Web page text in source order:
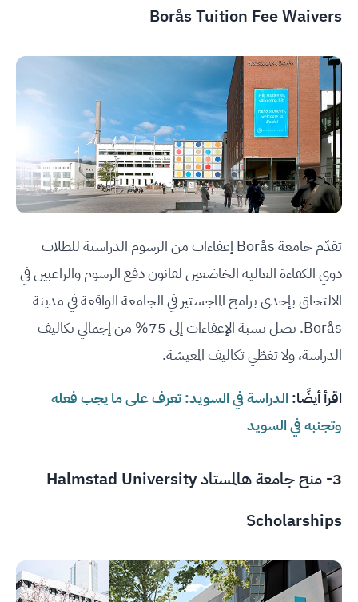
Borås Tuition Fee Waivers
تقدّم جامعة Borås إعفاءات من الرسوم الدراسية للطلاب
ذوي الكفاءة العالية الخاضعين لقانون دفع الرسوم والراغبين في
الالتحاق بإحدى برامج الماجستير في الجامعة الواقعة في مدينة
Borås. تصل نسبة الإعفاءات إلى 75% من إجمالي تكاليف
الدراسة، ولا تغطّي تكاليف المعيشة.
اقرأ أيضًا: الدراسة في السويد: تعرف على ما يجب فعله
وتجنبه في السويد
3- منح جامعة هالمستاد Halmstad University
Scholarships